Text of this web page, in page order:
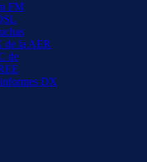
FM
de la AER
de
DX